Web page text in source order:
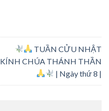
TUẦN CỬU NHẬT
KÍNH CHÚA THÁNH THẦN
| Ngày thứ 8 |